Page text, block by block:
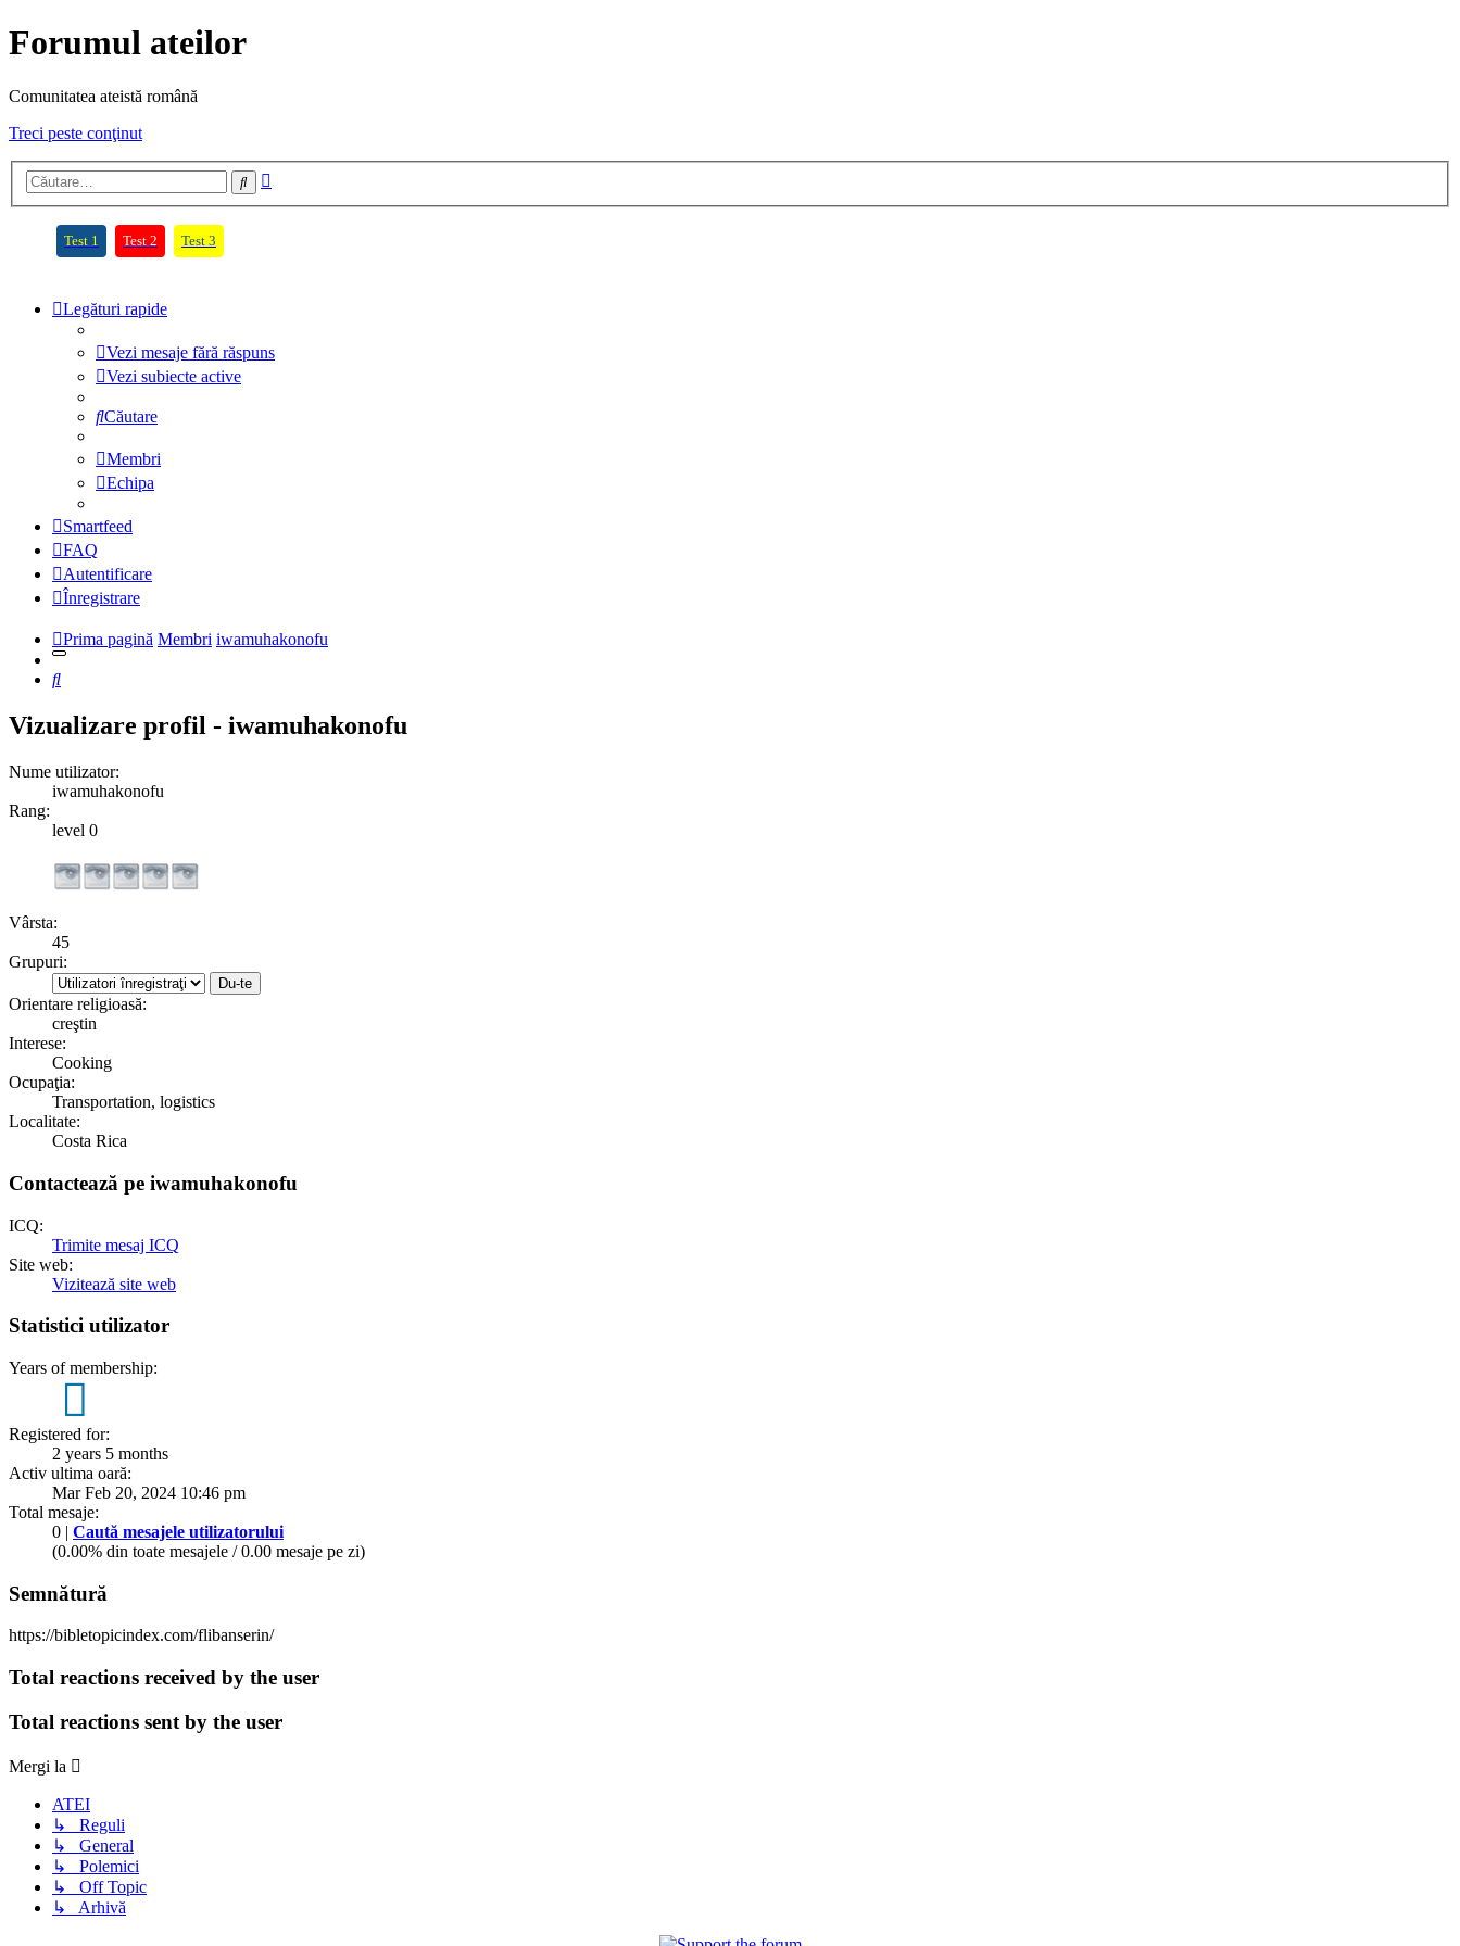
Forumul ateilor
Comunitatea ateistă română
Treci peste conţinut
Căutare
Test 1 (Opens a new tab)
Test 2 (Opens a new tab)
Test 3
Legături rapide
Vezi mesaje fără răspuns
Vezi subiecte active
Căutare
Membri
Echipa
Smartfeed
FAQ
Autentificare
Înregistrare
Prima pagină Membri iwamuhakonofu
Căutare
Vizualizare profil - iwamuhakonofu
Nume utilizator:
iwamuhakonofu
Rang:
level 0
Vârsta:
45
Grupuri:
Orientare religioasă:
creştin
Interese:
Cooking
Ocupaţia:
Transportation, logistics
Localitate:
Costa Rica
Contactează pe iwamuhakonofu
ICQ:
Trimite mesaj ICQ
Site web:
Vizitează site web
Statistici utilizator
Years of membership:
Registered for:
2 years 5 months
Activ ultima oară:
Mar Feb 20, 2024 10:46 pm
Total mesaje:
0 | Caută mesajele utilizatorului
(0.00% din toate mesajele / 0.00 mesaje pe zi)
Semnătură
https://bibletopicindex.com/flibanserin/
Total reactions received by the user
Total reactions sent by the user
Mergi la
ATEI
↳ Reguli
↳ General
↳ Polemici
↳ Off Topic
↳ Arhivă